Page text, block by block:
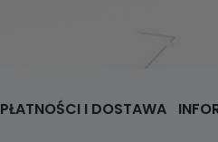
PŁATNOŚCI I DOSTAWA